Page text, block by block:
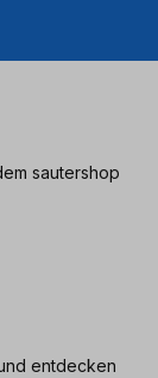
sautershop
entdecken